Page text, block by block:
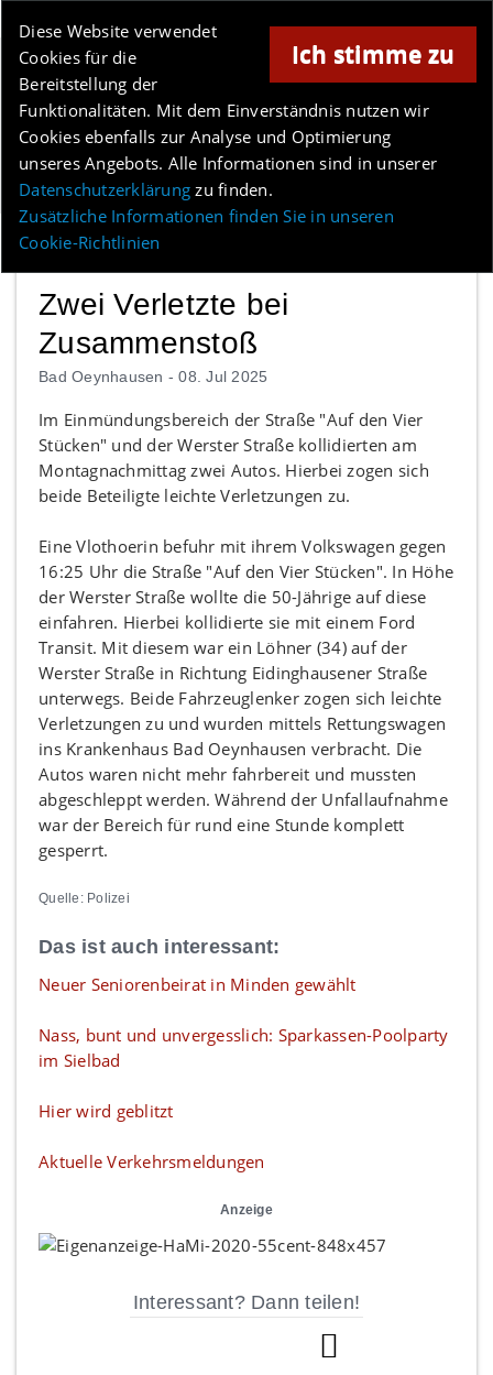
Ich stimme zu
Diese Website verwendet
Cookies für die
Bereitstellung der
Funktionalitäten. Mit dem Einverständnis nutzen wir
Cookies ebenfalls zur Analyse und Optimierung
unseres Angebots. Alle Informationen sind in unserer
Datenschutzerklärung zu finden.
Zusätzliche Informationen finden Sie in unseren
Cookie-Richtlinien
Anzeige
Menü
Zwei Verletzte bei
Zusammenstoß
Bad Oeynhausen -08. Jul 2025
Im Einmündungsbereich der Straße "Auf den Vier
Stücken" und der Werster Straße kollidierten am
Montagnachmittag zwei Autos. Hierbei zogen sich
beide Beteiligte leichte Verletzungen zu.
Eine Vlothoerin befuhr mit ihrem Volkswagen gegen
16:25 Uhr die Straße "Auf den Vier Stücken". In Höhe
der Werster Straße wollte die 50-Jährige auf diese
einfahren. Hierbei kollidierte sie mit einem Ford
Transit. Mit diesem war ein Löhner (34) auf der
Werster Straße in Richtung Eidinghausener Straße
unterwegs. Beide Fahrzeuglenker zogen sich leichte
Verletzungen zu und wurden mittels Rettungswagen
ins Krankenhaus Bad Oeynhausen verbracht. Die
Autos waren nicht mehr fahrbereit und mussten
abgeschleppt werden. Während der Unfallaufnahme
war der Bereich für rund eine Stunde komplett
gesperrt.
Quelle: Polizei
Das ist auch interessant:
Neuer Seniorenbeirat in Minden gewählt
Nass, bunt und unvergesslich: Sparkassen-Poolparty
im Sielbad
Hier wird geblitzt
Aktuelle Verkehrsmeldungen
Anzeige
Interessant? Dann teilen!